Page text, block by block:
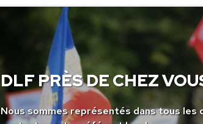
DLF PRÈS DE CHEZ
Nous sommes représentés dans tous les